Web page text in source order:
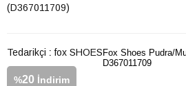
(D367011709)
Tedarikçi : fox SHOES
%20 İndirim
Fox Shoes Pudra/
D367011709